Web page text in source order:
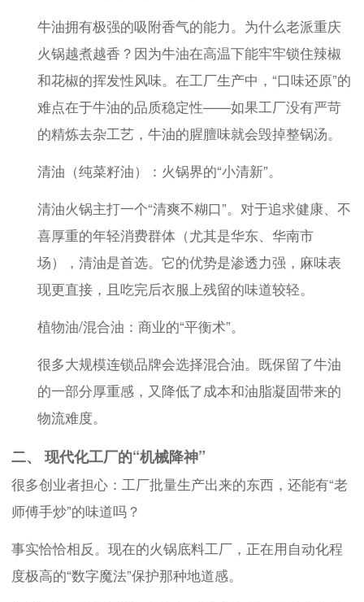
牛油拥有极强的吸附香气的能力。为什么老派重庆
火锅越煮越香？因为牛油在高温下能牢牢锁住辣椒
和花椒的挥发性风味。在工厂生产中，“口味还原”的
难点在于牛油的品质稳定性——如果工厂没有严苛
的精炼去杂工艺，牛油的腥膻味就会毁掉整锅汤。
清油（纯菜籽油）：火锅界的“小清新”。
清油火锅主打一个“清爽不糊口”。对于追求健康、不
喜厚重的年轻消费群体（尤其是华东、华南市
场），清油是首选。它的优势是渗透力强，麻味表
现更直接，且吃完后衣服上残留的味道较轻。
植物油/混合油：商业的“平衡术”。
很多大规模连锁品牌会选择混合油。既保留了牛油
的一部分厚重感，又降低了成本和油脂凝固带来的
物流难度。
二、 现代化工厂的“机械降神”
很多创业者担心：工厂批量生产出来的东西，还能有“老
师傅手炒”的味道吗？
事实恰恰相反。现在的火锅底料工厂，正在用自动化程
度极高的“数字魔法”保护那种地道感。